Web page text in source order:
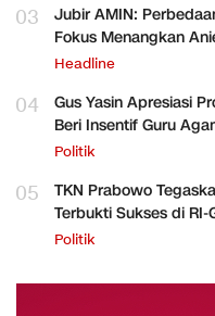
03
Jubir AMIN:
Fokus Menangkan
Headline
04
Gus Yasin Apresiasi
Beri Insentif Guru
Politik
05
TKN Prabowo
Terbukti Sukses di RI-
Politik